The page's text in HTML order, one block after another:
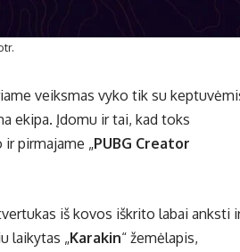
veiksmas vyko tik su
ekipa. Įdomu ir tai, kad toks
pirmajame „PUBG Creator
iš kovos iškrito labai anksti
laikytas „Karakin“ žemėlapis,